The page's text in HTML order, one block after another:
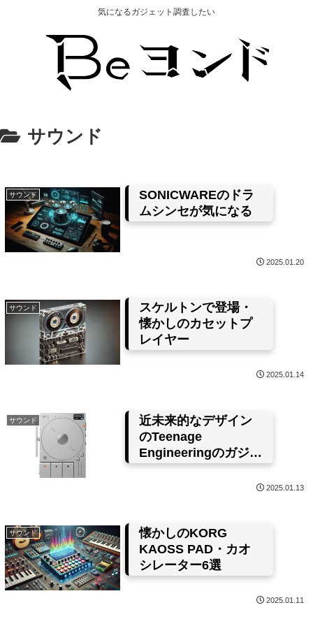
気になるガジェット調査したい
サウンド
サウンド
SONICWAREのドラ
ムシンセが気になる
2025.01.20
サウンド
スケルトンで登場・
懐かしのカセットプ
レイヤー
2025.01.14
サウンド
近未来的なデザイン
のTeenage
Engineeringのガジェ
ットをチェック
2025.01.13
サウンド
懐かしのKORG
KAOSS PAD・カオ
シレーター6選
2025.01.11